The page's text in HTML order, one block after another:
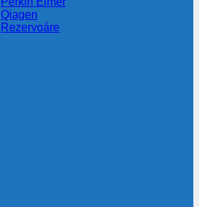
Qiagen
Rezervoáre